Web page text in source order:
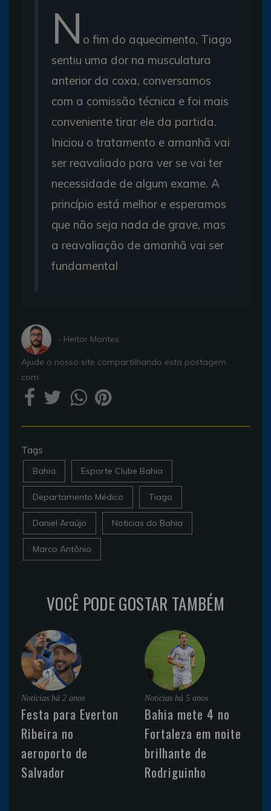
N o fim do aquecimento, Tiago
sentiu uma dor na musculatura
anterior da coxa, conversamos
com a comissão técnica e foi mais
conveniente tirar ele da partida.
Iniciou o tratamento e amanhã vai
ser reavaliado para ver se vai ter
necessidade de algum exame. A
princípio está melhor e esperamos
que não seja nada de grave, mas
a reavaliação de amanhã vai ser
fundamental
- Heitor Montes
Ajude o nosso site compartilhando esta postagem
com
Tags
Bahia Esporte Clube Bahia
Departamento Médico Tiago
Daniel Araújo Noticias do Bahia
Marco Antônio
VOCÊ PODE GOSTAR TAMBÉM
Noticias há 2 anos
Festa para Everton
Ribeira no
aeroporto de
Salvador
Noticias há 5 anos
Bahia mete 4 no
Fortaleza em noite
brilhante de
Rodriguinho